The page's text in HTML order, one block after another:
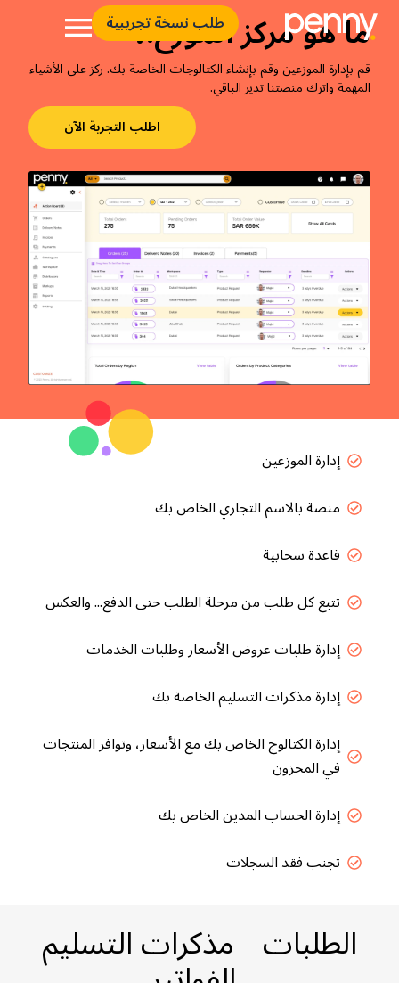
طلب نسخة تجريبية
ما هو مركز الموزع.؟
قم بإدارة الموزعين وقم بإنشاء الكتالوجات الخاصة بك. ركز على الأشياء
المهمة واترك منصتنا تدير الباقي.
اطلب التجربة الآن
إدارة الموزعين
منصة بالاسم التجاري الخاص بك
قاعدة سحابية
تتبع كل طلب من مرحلة الطلب حتى الدفع... والعكس
إدارة طلبات عروض الأسعار وطلبات الخدمات
إدارة مذكرات التسليم الخاصة بك
إدارة الكتالوج الخاص بك مع الأسعار، وتوافر المنتجات
في المخزون
إدارة الحساب المدين الخاص بك
تجنب فقد السجلات
الطلبات مذكرات التسليم